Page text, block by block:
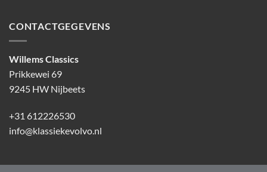
CONTACTGEGEVENS
Willems Classics
Prikkewei 69
9245 HW Nijbeets
+31 612226530
info@klassiekevolvo.nl